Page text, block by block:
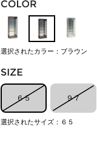
選択されたカラー：ブラウン
６５ ９７
選択されたサイズ：６５